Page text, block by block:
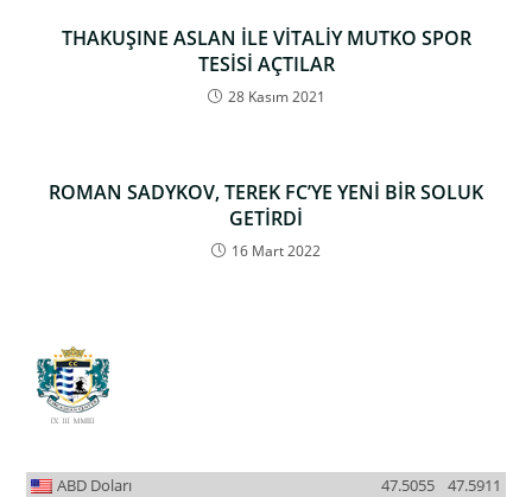
THAKUŞINE ASLAN İLE VİTALİY MUTKO SPOR
TESİSİ AÇTILAR
28 Kasım 2021
ROMAN SADYKOV, TEREK FC’YE YENİ BİR SOLUK
GETİRDİ
16 Mart 2022
ABD Doları 47.5911
47.5055